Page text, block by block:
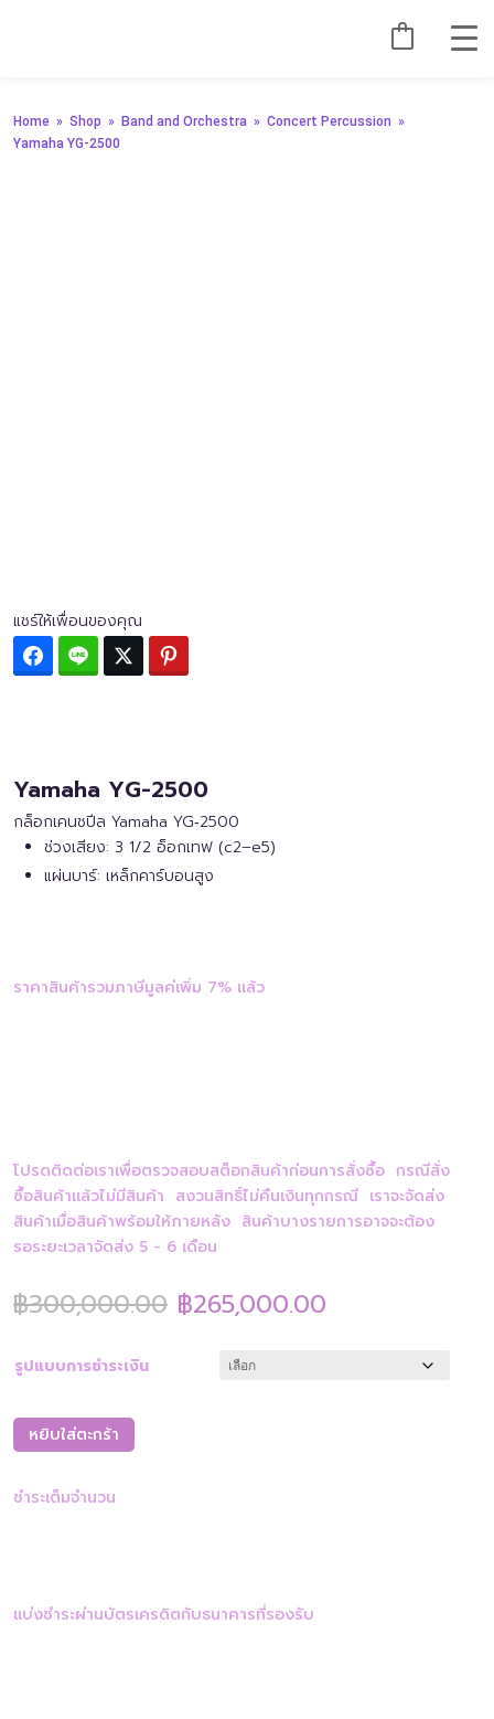
Home » Shop » Band and Orchestra » Concert Percussion »
Yamaha YG-2500
แชร์ให้เพื่อนของคุณ
Facebook
Line Twitter
Yamaha YG-2500
กล็อกเคนชปีล Yamaha YG‑2500
ช่วงเสียง: 3 1/2 อ็อกเทฟ (c2–e5)
แผ่นบาร์: เหล็กคาร์บอนสูง
ราคาสินค้ารวมภาษีมูลค่เพิ่ม 7% แล้ว
โปรดติดต่อเราเพื่อตรวจสอบสต็อกสินค้าก่อนการสั่งซื้อ กรณีสั่ง
ซื้อสินค้าแล้วไม่มีสินค้า สงวนสิทธิ์ไม่คืนเงินทุกกรณี เราจะจัดส่ง
สินค้าเมื่อสินค้าพร้อมให้ภายหลัง สินค้าบางรายการอาจจะต้อง
รอระยะเวลาจัดส่ง 5 - 6 เดือน
฿300,000.00 Original
price
฿300,000.00.
฿265,000.00
฿
รูปแบบการชำระเงิน
หยิบใส่ตะกร้า
ชำระเต็มจำนวน
แบ่งชำระผ่านบัตรเครดิตกับธนาคารที่รองรับ